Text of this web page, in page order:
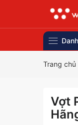
Trang chủ
Vợt